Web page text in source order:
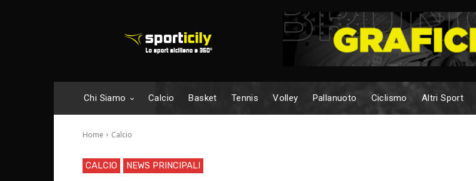
Chi Siamo Calcio Basket Tennis Volley Pallanuoto Ciclismo Altri Sport
Home Calcio
CALCIO NEWS PRINCIPALI